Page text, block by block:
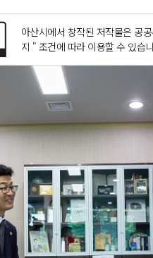
아산시에서 창작된 저작물은 공
지 " 조건에 따라 이용할 수 있습